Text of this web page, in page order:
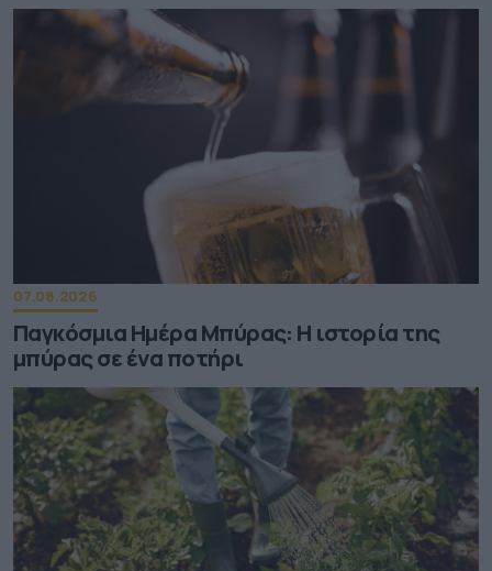
07.08.2026
Παγκόσμια Ημέρα Μπύρας: Η ιστορία της
μπύρας σε ένα ποτήρι